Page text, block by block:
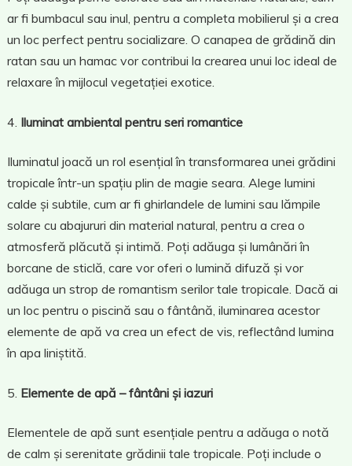
ar fi bumbacul sau inul, pentru a completa mobilierul și a crea
un loc perfect pentru socializare. O canapea de grădină din
ratan sau un hamac vor contribui la crearea unui loc ideal de
relaxare în mijlocul vegetației exotice.
Iluminat ambiental pentru seri romantice
Iluminatul joacă un rol esențial în transformarea unei grădini
tropicale într-un spațiu plin de magie seara. Alege lumini
calde și subtile, cum ar fi ghirlandele de lumini sau lămpile
solare cu abajururi din material natural, pentru a crea o
atmosferă plăcută și intimă. Poți adăuga și lumânări în
borcane de sticlă, care vor oferi o lumină difuză și vor
adăuga un strop de romantism serilor tale tropicale. Dacă ai
un loc pentru o piscină sau o fântână, iluminarea acestor
elemente de apă va crea un efect de vis, reflectând lumina
în apa liniștită.
Elemente de apă – fântâni și iazuri
Elementele de apă sunt esențiale pentru a adăuga o notă
de calm și serenitate grădinii tale tropicale. Poți include o